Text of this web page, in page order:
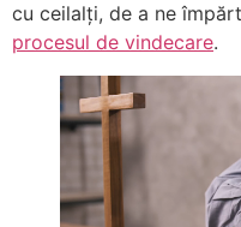
cu ceilalți, de a ne
procesul de vindecare.